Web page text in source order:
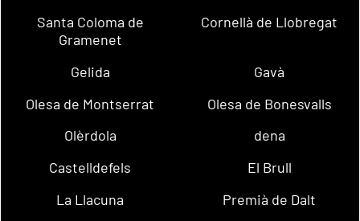
Santa Coloma de
Gramenet
Cornellà de Llobregat
Gelida
Gavà
Olesa de Montserrat
Olesa de Bonesvalls
Olèrdola
dena
Castelldefels
El Brull
La Llacuna
Premià de Dalt